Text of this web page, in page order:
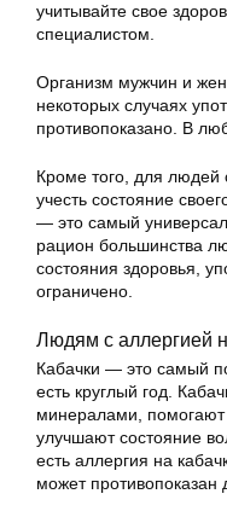
учитывайте свое
специалистом.
Организм мужчин и
некоторых случаях
противопоказано. В
Кроме того, для людей
учесть состояние
— это самый
рацион большинства
состояния здоровья,
ограничено.
Людям с аллергией
Кабачки — это самый
есть круглый год.
минералами,
улучшают состояние
есть аллергия на
может противопоказан